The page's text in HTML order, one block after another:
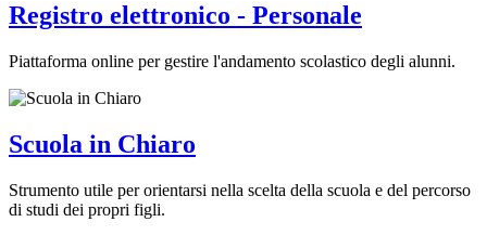
Registro elettronico - Personale
Piattaforma online per gestire l'andamento scolastico degli alunni.
Scuola in Chiaro
Strumento utile per orientarsi nella scelta della scuola e del percorso
di studi dei propri figli.